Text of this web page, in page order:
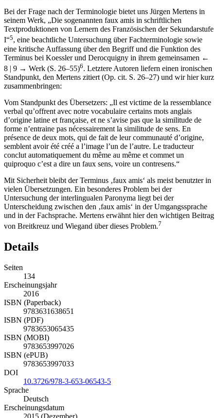
Bei der Frage nach der Terminologie bietet uns Jürgen Mertens in
seinem Werk, „Die sogenannten faux amis in schriftlichen
Textproduktionen von Lernern des Französischen der Sekundarstufe
I“5, eine beachtliche Untersuchung über Fachterminologie sowie
eine kritische Auffassung über den Begriff und die Funktion des
Terminus bei Koessler und Derocquigny in ihrem gemeinsamen ←
8 | 9 → Werk (S. 26–55)6. Letztere Autoren liefern einen ironischen
Standpunkt, den Mertens zitiert (Op. cit. S. 26–27) und wir hier kurz
zusammenbringen:
Vom Standpunkt des Übersetzers: „Il est victime de la ressemblance
verbal qu’offrent avec notre vocabulaire certains mots anglais
d’origine latine et française, et ne s’avise pas que la similitude de
forme n’entraine pas nécessairement la similitude de sens. En
présence de deux mots, qui de fait de leur communauté d’origine,
semblent avoir été créé a l’image l’un de l’autre. Le traducteur
conclut automatiquement du même au même et commet un
quiproquo c’est a dire un faux sens, voire un contresens.“
Mit Sicherheit bleibt der Terminus ‚faux amis‘ als meist benutzter in
vielen Übersetzungen. Ein besonderes Problem bei der
Untersuchung der interlingualen Paronyma liegt bei der
Unterscheidung zwischen den ‚faux amis‘ in der Umgangssprache
und in der Fachsprache. Mertens erwähnt hier den wichtigen Beitrag
von Breitkreuz und Wiegand über dieses Problem.7
Details
Seiten
134
Erscheinungsjahr
2016
ISBN (Paperback)
9783631638651
ISBN (PDF)
9783653065435
ISBN (MOBI)
9783653997026
ISBN (ePUB)
9783653997033
DOI
10.3726/978-3-653-06543-5
Sprache
Deutsch
Erscheinungsdatum
2015 (Dezember)